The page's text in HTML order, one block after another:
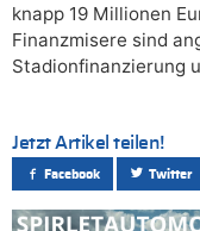
knapp 19 Millionen
Finanzmisere sind
Stadionfinanzierung
Jetzt Artikel teilen!
Facebook Twitter